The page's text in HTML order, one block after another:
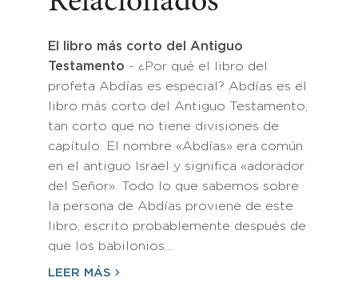
El libro más corto del Antiguo
Testamento - ¿Por qué el libro del
profeta Abdías es especial? Abdías es el
libro más corto del Antiguo Testamento,
tan corto que no tiene divisiones de
capítulo. El nombre «Abdías» era común
en el antiguo Israel y significa «adorador
del Señor». Todo lo que sabemos sobre
la persona de Abdías proviene de este
libro, escrito probablemente después de
que los babilonios…
LEER MÁS